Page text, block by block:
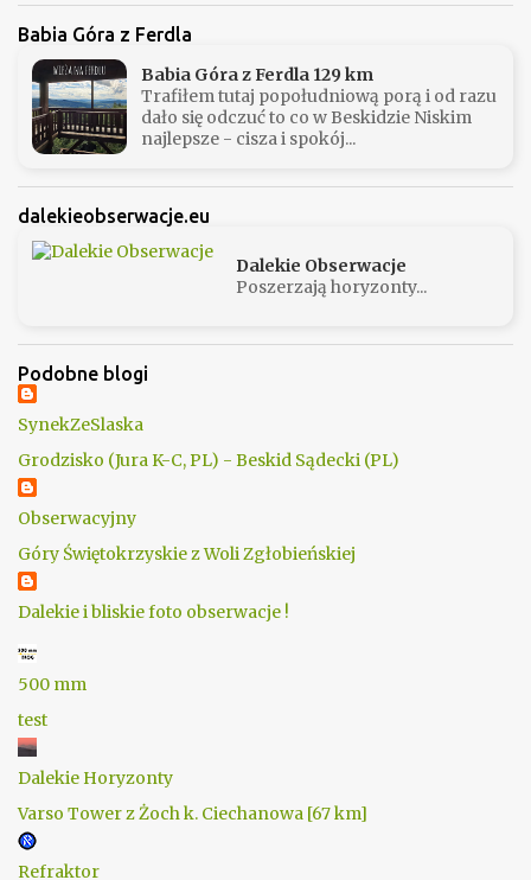
Babia Góra z Ferdla
Babia Góra z Ferdla 129 km
Trafiłem tutaj popołudniową porą i od razu
dało się odczuć to co w Beskidzie Niskim
najlepsze - cisza i spokój...
dalekieobserwacje.eu
Dalekie Obserwacje
Poszerzają horyzonty...
Podobne blogi
SynekZeSlaska
Grodzisko (Jura K-C, PL) - Beskid Sądecki (PL)
Obserwacyjny
Góry Świętokrzyskie z Woli Zgłobieńskiej
Dalekie i bliskie foto obserwacje !
500 mm
test
Dalekie Horyzonty
Varso Tower z Żoch k. Ciechanowa [67 km]
Refraktor